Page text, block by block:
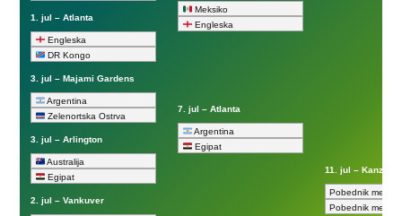
1. jul – Atlanta
Engleska
DR Kongo
3. jul – Majami Gardens
Argentina
Zelenortska Ostrva
3. jul – Arlington
Australija
Egipat
2. jul – Vankuver
Meksiko
Engleska
7. jul – Atlanta
Argentina
Egipat
11. jul – Kanzas
Pobednik meča
Pobednik meča